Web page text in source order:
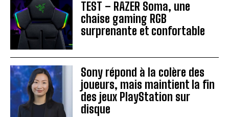
TEST – RAZER Soma, une
chaise gaming RGB
surprenante et confortable
Sony répond à la colère des
joueurs, mais maintient la fin
des jeux PlayStation sur
disque